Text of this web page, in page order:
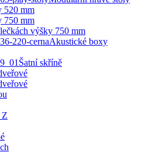
520 mm
750 mm
výšky 750 mm
Akustické boxy
Šatní skříně
Z